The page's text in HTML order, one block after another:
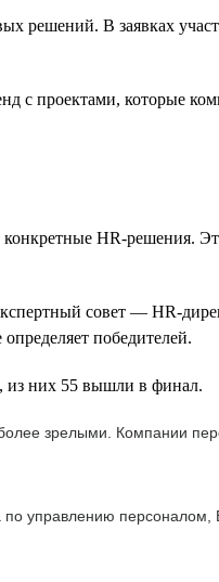
решений. В заявках
проектами, которые
HR-решения.
совет — HR-
победителей.
из них 55 вышли в финал.
зрелыми. Компании
по управлению